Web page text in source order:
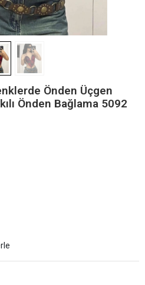
Önden Üçgen
Önden Bağlama 5092